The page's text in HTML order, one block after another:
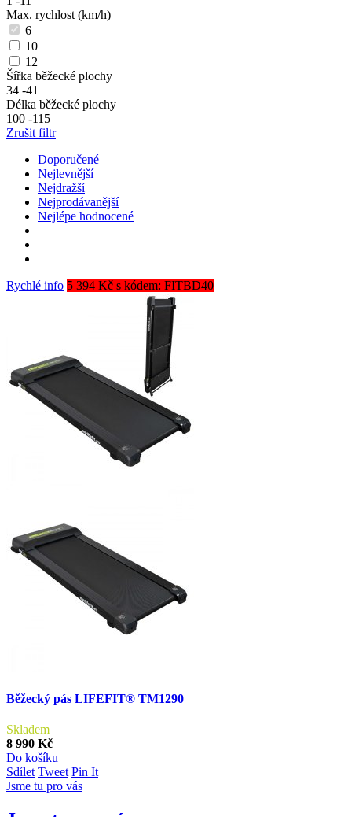
Max. rychlost (km/h)
6
10
12
Šířka běžecké plochy
34 -41
Délka běžecké plochy
100 -115
Zrušit filtr
Doporučené
Nejlevnější
Nejdražší
Nejprodávanější
Nejlépe hodnocené
Rychlé info 5 394 Kč s kódem: FITBD40
Běžecký pás LIFEFIT® TM1290
Skladem
8 990 Kč
Do košíku
Sdílet Tweet Pin It
Jsme tu pro vás